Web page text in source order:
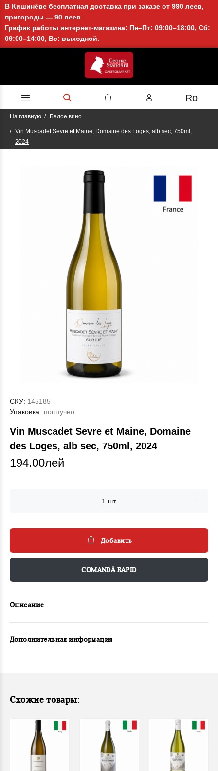
В Кишинёве бесплатная доставка при заказе от 990 леев,
пригороды — 90 леев.
График работы интернет-магазина: Пн–Пт: 09:00–18:00, Сб:
09:00–14:00, Вс: выходной.
Ro
На главную Белое вино
Vin Muscadet Sevre et Maine, Domaine des Loges, alb sec, 750ml,
2024
СКУ: 145185
Упаковка: поштучно
Vin Muscadet Sevre et Maine, Domaine
des Loges, alb sec, 750ml, 2024
194.00лей
Добавить
COMANDĂ RAPID
Описание
Дополнительная информация
Схожие товары: